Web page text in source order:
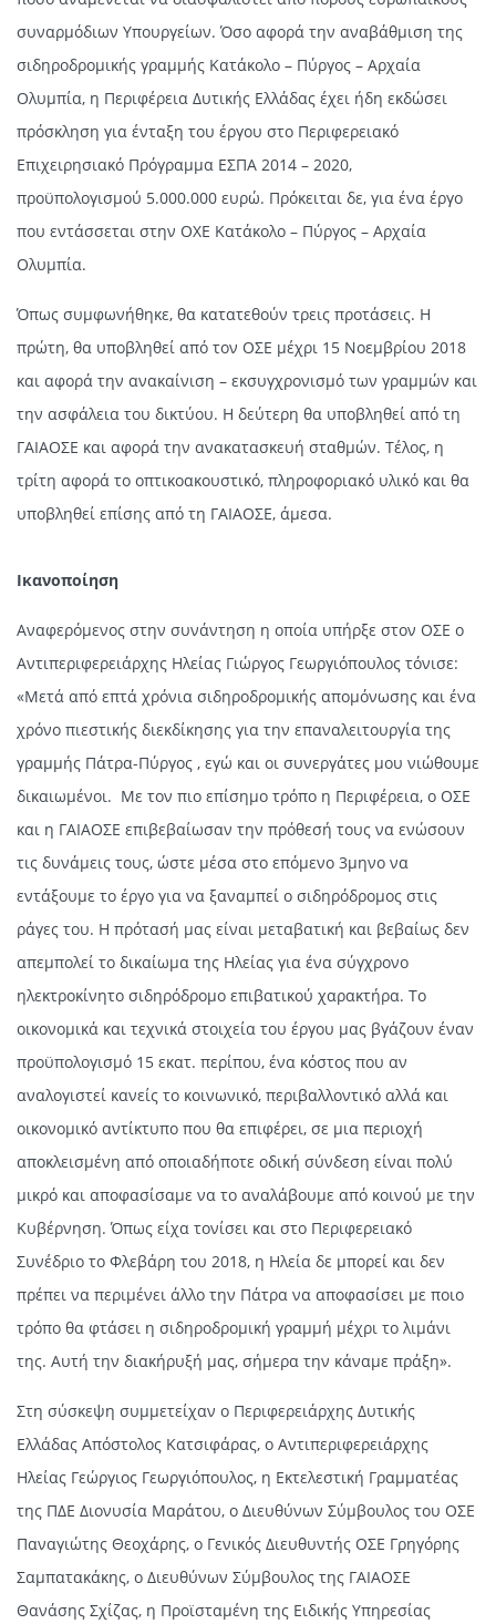
συναρμόδιων Υπουργείων. Όσο αφορά την αναβάθμιση της
σιδηροδρομικής γραμμής Κατάκολο – Πύργος – Αρχαία
Ολυμπία, η Περιφέρεια Δυτικής Ελλάδας έχει ήδη εκδώσει
πρόσκληση για ένταξη του έργου στο Περιφερειακό
Επιχειρησιακό Πρόγραμμα ΕΣΠΑ 2014 – 2020,
προϋπολογισμού 5.000.000 ευρώ. Πρόκειται δε, για ένα έργο
που εντάσσεται στην ΟΧΕ Κατάκολο – Πύργος – Αρχαία
Ολυμπία.
Όπως συμφωνήθηκε, θα κατατεθούν τρεις προτάσεις. Η
πρώτη, θα υποβληθεί από τον ΟΣΕ μέχρι 15 Νοεμβρίου 2018
και αφορά την ανακαίνιση – εκσυγχρονισμό των γραμμών και
την ασφάλεια του δικτύου. Η δεύτερη θα υποβληθεί από τη
ΓΑΙΑΟΣΕ και αφορά την ανακατασκευή σταθμών. Τέλος, η
τρίτη αφορά το οπτικοακουστικό, πληροφοριακό υλικό και θα
υποβληθεί επίσης από τη ΓΑΙΑΟΣΕ, άμεσα.
Ικανοποίηση
Αναφερόμενος στην συνάντηση η οποία υπήρξε στον ΟΣΕ ο
Αντιπεριφερειάρχης Ηλείας Γιώργος Γεωργιόπουλος τόνισε:
«Μετά από επτά χρόνια σιδηροδρομικής απομόνωσης και ένα
χρόνο πιεστικής διεκδίκησης για την επαναλειτουργία της
γραμμής Πάτρα-Πύργος , εγώ και οι συνεργάτες μου νιώθουμε
δικαιωμένοι. Με τον πιο επίσημο τρόπο η Περιφέρεια, ο ΟΣΕ
και η ΓΑΙΑΟΣΕ επιβεβαίωσαν την πρόθεσή τους να ενώσουν
τις δυνάμεις τους, ώστε μέσα στο επόμενο 3μηνο να
εντάξουμε το έργο για να ξαναμπεί ο σιδηρόδρομος στις
ράγες του. Η πρότασή μας είναι μεταβατική και βεβαίως δεν
απεμπολεί το δικαίωμα της Ηλείας για ένα σύγχρονο
ηλεκτροκίνητο σιδηρόδρομο επιβατικού χαρακτήρα. Το
οικονομικά και τεχνικά στοιχεία του έργου μας βγάζουν έναν
προϋπολογισμό 15 εκατ. περίπου, ένα κόστος που αν
αναλογιστεί κανείς το κοινωνικό, περιβαλλοντικό αλλά και
οικονομικό αντίκτυπο που θα επιφέρει, σε μια περιοχή
αποκλεισμένη από οποιαδήποτε οδική σύνδεση είναι πολύ
μικρό και αποφασίσαμε να το αναλάβουμε από κοινού με την
Κυβέρνηση. Όπως είχα τονίσει και στο Περιφερειακό
Συνέδριο το Φλεβάρη του 2018, η Ηλεία δε μπορεί και δεν
πρέπει να περιμένει άλλο την Πάτρα να αποφασίσει με ποιο
τρόπο θα φτάσει η σιδηροδρομική γραμμή μέχρι το λιμάνι
της. Αυτή την διακήρυξή μας, σήμερα την κάναμε πράξη».
Στη σύσκεψη συμμετείχαν ο Περιφερειάρχης Δυτικής
Ελλάδας Απόστολος Κατσιφάρας, ο Αντιπεριφερειάρχης
Ηλείας Γεώργιος Γεωργιόπουλος, η Εκτελεστική Γραμματέας
της ΠΔΕ Διονυσία Μαράτου, ο Διευθύνων Σύμβουλος του ΟΣΕ
Παναγιώτης Θεοχάρης, ο Γενικός Διευθυντής ΟΣΕ Γρηγόρης
Σαμπατακάκης, ο Διευθύνων Σύμβουλος της ΓΑΙΑΟΣΕ
Θανάσης Σχίζας, η Προϊσταμένη της Ειδικής Υπηρεσίας